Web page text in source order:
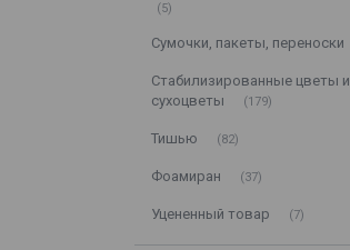
5
Сумочки, пакеты, переноски
Стабилизированные цветы и
сухоцветы
179
Тишью 82
Фоамиран 37
Уцененный товар 7